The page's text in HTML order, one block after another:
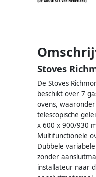
Stoves
De Stoves
beschikt over 7
ovens,
telescopische
x 600 x 900/930
Multifunctionele
Dubbele
zonder
installateur naar